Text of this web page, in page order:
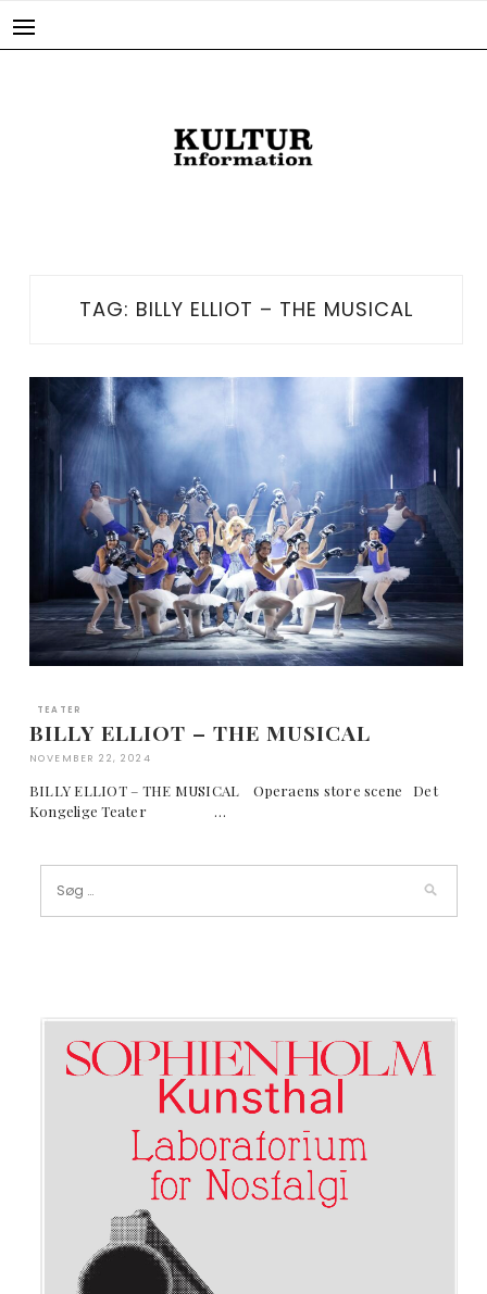
TAG: BILLY ELLIOT – THE MUSICAL
TEATER
BILLY ELLIOT – THE MUSICAL
NOVEMBER 22, 2024
BILLY ELLIOT – THE MUSICAL Operaens store scene Det
Kongelige Teater …